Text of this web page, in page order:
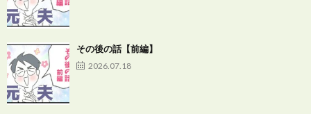
その後の話【前編】
2026.07.18